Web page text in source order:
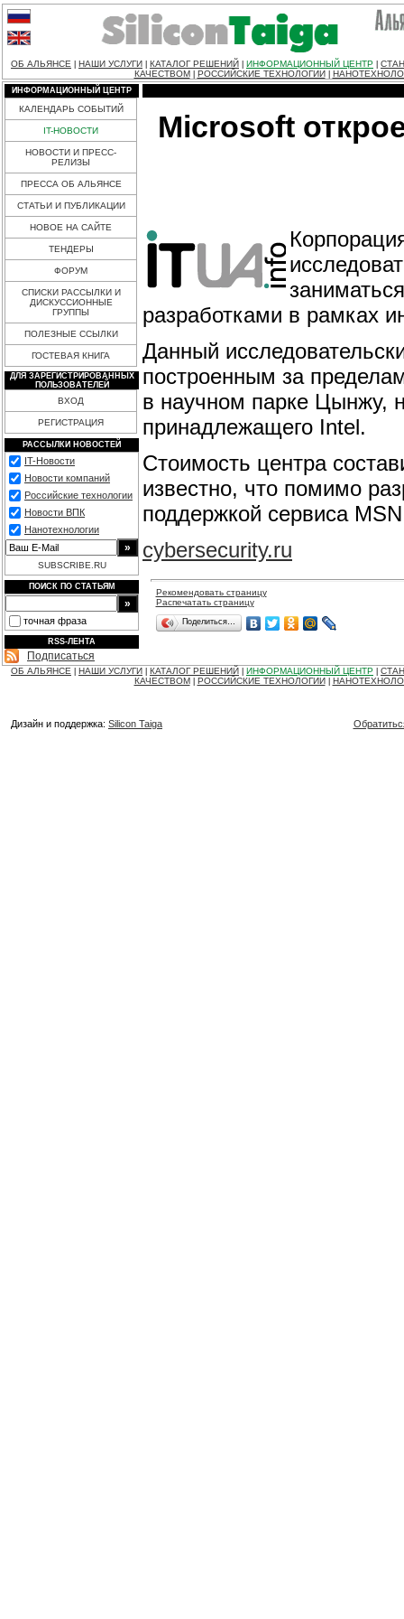
ОБ АЛЬЯНСЕ НАШИ УСЛУГИ КАТАЛОГ РЕШЕНИЙ ИНФОРМАЦИОННЫЙ ЦЕНТР
КАЧЕСТВОМ
РОССИЙСКИЕ ТЕХНОЛОГИИ
ИНФОРМАЦИОННЫЙ ЦЕНТР
КАЛЕНДАРЬ СОБЫТИЙ
IT-НОВОСТИ
НОВОСТИ И ПРЕСС-
РЕЛИЗЫ
ПРЕССА ОБ АЛЬЯНСЕ
СТАТЬИ И ПУБЛИКАЦИИ
НОВОЕ НА САЙТЕ
ТЕНДЕРЫ
ФОРУМ
СПИСКИ РАССЫЛКИ И
ДИСКУССИОННЫЕ
ГРУППЫ
ПОЛЕЗНЫЕ ССЫЛКИ
ГОСТЕВАЯ КНИГА
ДЛЯ ЗАРЕГИСТРИРОВАННЫХ
ПОЛЬЗОВАТЕЛЕЙ
ВХОД
РЕГИСТРАЦИЯ
РАССЫЛКИ НОВОСТЕЙ
IT-Новости
Новости компаний
Российские технологии
Новости ВПК
Нанотехнологии
SUBSCRIBE.RU
ПОИСК ПО СТАТЬЯМ
точная фраза
RSS-ЛЕНТА
Подписаться
Microsoft
разработками в рамках
Данный
построенным за
в научном парке Цынжу,
принадлежащего Intel.
Стоимость центра
известно, что помимо
поддержкой сервиса
cybersecurity.ru
Рекомендовать страницу
Распечатать страницу
Поделиться…
ОБ АЛЬЯНСЕ НАШИ УСЛУГИ КАТАЛОГ РЕШЕНИЙ ИНФОРМАЦИОННЫЙ ЦЕНТР
КАЧЕСТВОМ
РОССИЙСКИЕ ТЕХНОЛОГИИ
Дизайн и поддержка: Silicon Taiga